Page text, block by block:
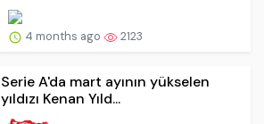
4 months ago 2123
Serie A'da mart ayının yükselen
yıldızı Kenan Yıld...